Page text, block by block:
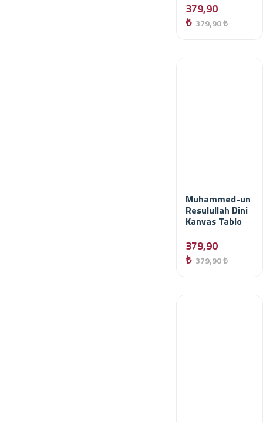
379,90
₺ 379,90 ₺
Muhammed-un
Resulullah Dini
Kanvas Tablo
379,90
₺ 379,90 ₺